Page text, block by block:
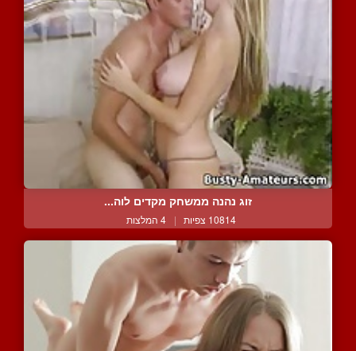
זוג נהנה ממשחק מקדים לוה...
10814 צפיות | 4 המלצות